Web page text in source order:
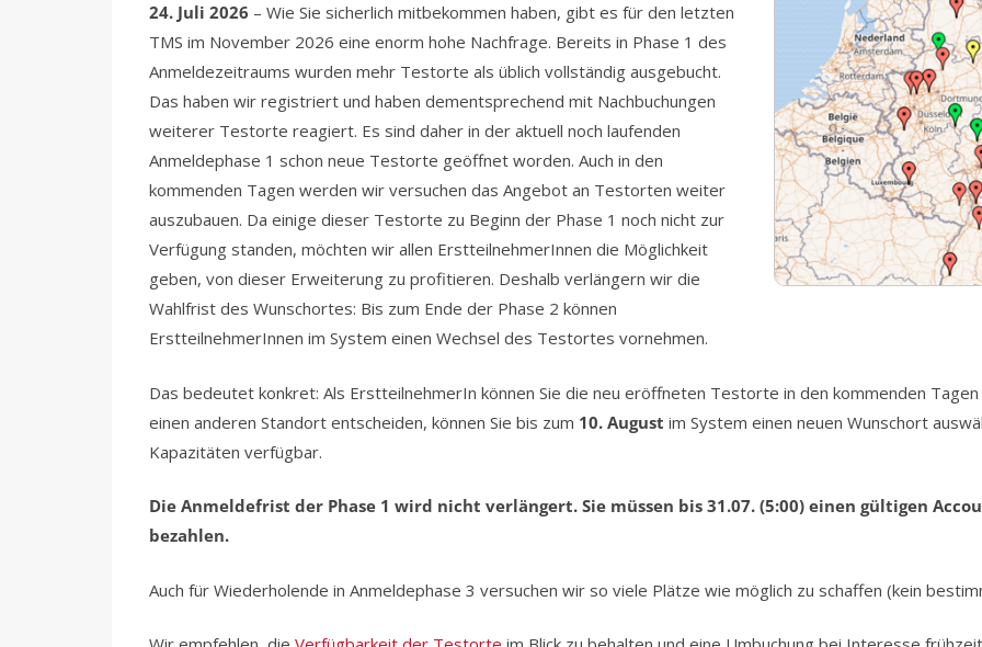
24. Juli 2026 – Wie Sie sicherlich mitbekommen haben, gibt es für den letzten
TMS im November 2026 eine enorm hohe Nachfrage. Bereits in Phase 1 des
Anmeldezeitraums wurden mehr Testorte als üblich vollständig ausgebucht.
Das haben wir registriert und haben dementsprechend mit Nachbuchungen
weiterer Testorte reagiert. Es sind daher in der aktuell noch laufenden
Anmeldephase 1 schon neue Testorte geöffnet worden. Auch in den
kommenden Tagen werden wir versuchen das Angebot an Testorten weiter
auszubauen. Da einige dieser Testorte zu Beginn der Phase 1 noch nicht zur
Verfügung standen, möchten wir allen ErstteilnehmerInnen die Möglichkeit
geben, von dieser Erweiterung zu profitieren. Deshalb verlängern wir die
Wahlfrist des Wunschortes: Bis zum Ende der Phase 2 können
ErstteilnehmerInnen im System einen Wechsel des Testortes vornehmen.
Das bedeutet konkret: Als ErstteilnehmerIn können Sie die neu eröffneten Testorte in den kommenden Tagen
einen anderen Standort entscheiden, können Sie bis zum 10. August im System einen neuen Wunschort
Kapazitäten verfügbar.
Die Anmeldefrist der Phase 1 wird nicht verlängert. Sie müssen bis 31.07. (5:00) einen gültigen
bezahlen.
Auch für Wiederholende in Anmeldephase 3 versuchen wir so viele Plätze wie möglich zu schaffen (kein